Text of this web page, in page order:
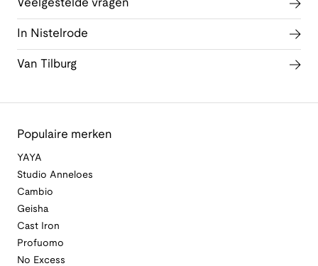
Veelgestelde vragen
In Nistelrode
Van Tilburg
Populaire merken
YAYA
Studio Anneloes
Cambio
Geisha
Cast Iron
Profuomo
No Excess